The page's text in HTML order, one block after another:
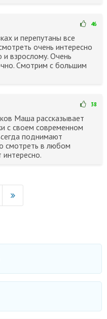
46
и перепутаны все
очень интересно
и взрослому. Очень
Смотрим с большим
38
Маша рассказывает
с своем современном
поднимают
смотреть в любом
интересно.